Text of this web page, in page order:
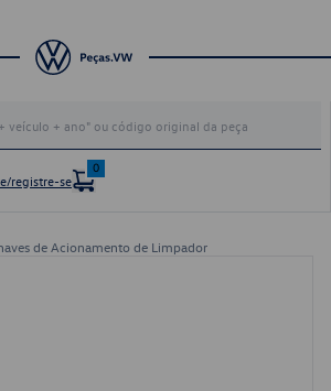
registre-se
0
de Acionamento de Limpador